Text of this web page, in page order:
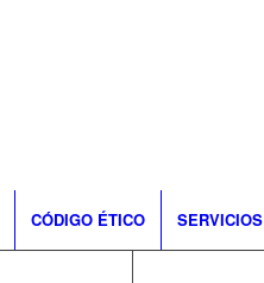
CÓDIGO ÉTICO SERVICIOS